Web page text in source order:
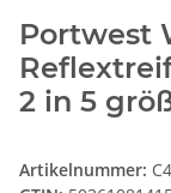
Portwest
2 in 5
Artikelnummer: